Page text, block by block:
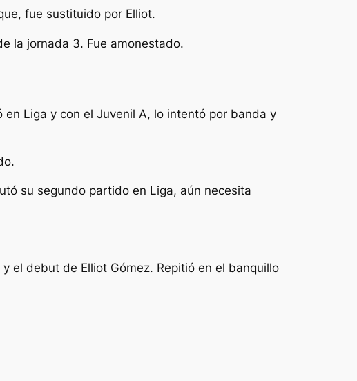
fue sustituido por Elliot.
la jornada 3. Fue amonestado.
Liga y con el Juvenil A, lo intentó por banda y
su segundo partido en Liga, aún necesita
el debut de Elliot Gómez. Repitió en el banquillo